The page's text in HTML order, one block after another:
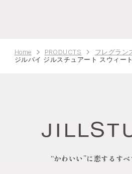
Home PRODUCTS
フレグラン
ジルバイ ジルスチュアート スウィー
“かわいい”に恋するすべ